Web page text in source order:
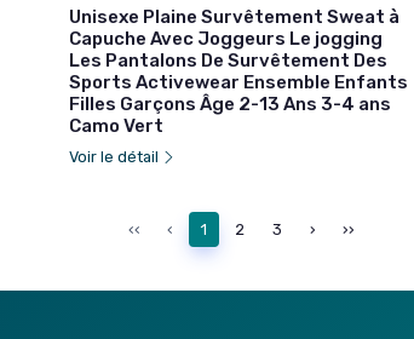
Unisexe Plaine Survêtement Sweat à
Capuche Avec Joggeurs Le jogging
Les Pantalons De Survêtement Des
Sports Activewear Ensemble Enfants
Filles Garçons Âge 2-13 Ans 3-4 ans
Camo Vert
Voir le détail
‹‹ ‹ 1 2 3 › ››